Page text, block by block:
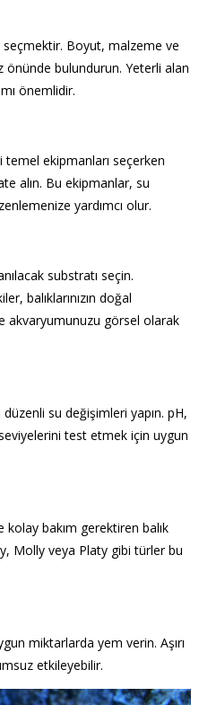
seçmektir. Boyut, malzeme ve
önünde bulundurun. Yeterli alan
önemlidir.
temel ekipmanları seçerken
alın. Bu ekipmanlar, su
yardımcı olur.
substratı seçin.
balıklarınızın doğal
akvaryumunuzu görsel olarak
su değişimleri yapın. pH,
test etmek için uygun
kolay bakım gerektiren balık
Molly veya Platy gibi türler bu
miktarlarda yem verin. Aşırı
etkileyebilir.